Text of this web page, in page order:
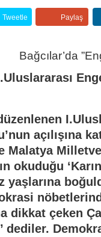
Tweetle Paylaş
açılışına
Malatya
okuduğu
yaşlarına
dikkat çeken
dediler.